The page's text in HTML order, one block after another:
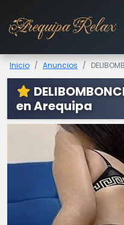
Arequipa Relax
Inicio Anuncios
en Arequipa